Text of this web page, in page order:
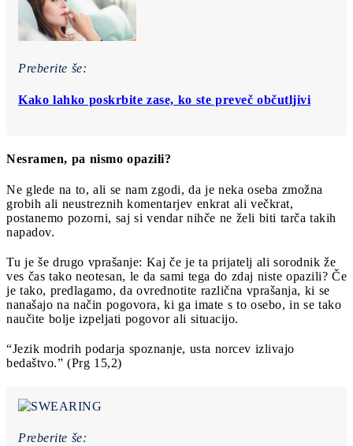
Preberite še:
Kako lahko poskrbite zase, ko ste preveč občutljivi
Nesramen, pa nismo opazili?
Ne glede na to, ali se nam zgodi, da je neka oseba zmožna
grobih ali neustreznih komentarjev enkrat ali večkrat,
postanemo pozorni, saj si vendar nihče ne želi biti tarča takih
napadov.
Tu je še drugo vprašanje: Kaj če je ta prijatelj ali sorodnik že
ves čas tako neotesan, le da sami tega do zdaj niste opazili? Če
je tako, predlagamo, da ovrednotite različna vprašanja, ki se
nanašajo na način pogovora, ki ga imate s to osebo, in se tako
naučite bolje izpeljati pogovor ali situacijo.
“Jezik modrih podarja spoznanje, usta norcev izlivajo
bedaštvo.” (Prg 15,2)
Preberite še: